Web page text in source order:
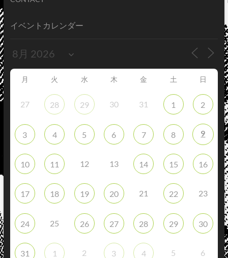
イベントカレンダー
月 火 水 木 金 土 日
27 28 29 30 31 1 2
3 4 5 6 7 8 9
10 11 12 13 14 15 16
17 18 19 20 21 22 23
24 25 26 27 28 29 30
31 1 2 3 4 5 6